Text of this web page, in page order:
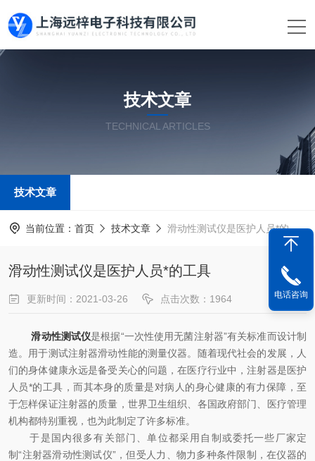
技术文章
TECHNICAL ARTICLES
技术文章
当前位置： 首页 技术文章 滑动性测试仪是医护人员*的工具
滑动性测试仪是医护人员*的工具
更新时间：2021-03-26 点击次数：1964
滑动性测试仪是根据“一次性使用无菌注射器”有关标准而设计制
造。用于测试注射器滑动性能的测量仪器。随着现代社会的发展，人
们的身体健康永远是备受关心的问题，在医疗行业中，注射器是医护
人员*的工具，而其本身的质量是对病人的身心健康的有力保障，至
于怎样保证注射器的质量，世界卫生组织、各国政府部门、医疗管理
机构都特别重视，也为此制定了许多标准。
于是国内很多有关部门、单位都采用自制或委托一些厂家定
制“注射器滑动性测试仪”，但受人力、物力多种条件限制，在仪器的
电话咨询